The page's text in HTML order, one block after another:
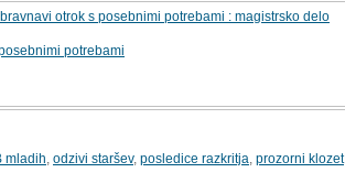
otrok s posebnimi potrebami : magistrsko delo
potrebami
mladih odzivi staršev, posledice razkritja prozorni klozet